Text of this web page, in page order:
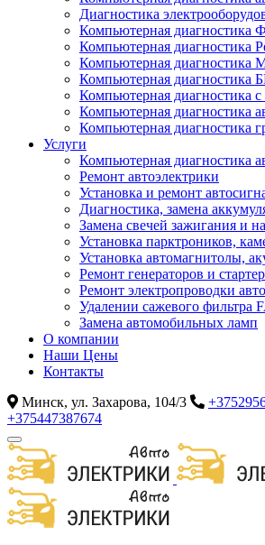
Диагностика
Компьютерная диагностика
Компьютерная диагностика
Компьютерная диагностика
Компьютерная диагностика
Компьютерная диагностика
Компьютерная диагностика
Компьютерная диагностика
Услуги
Компьютерная диагностика
Ремонт автоэлектрики
Установка и ремонт
Диагностика, замена
Замена свечей зажигания и
Установка парктроников,
Установка автомагнитолы,
Ремонт генераторов и
Ремонт электропроводки
Удалении сажевого фильтра
Замена автомобильных ламп
О компании
Наши Цены
Контакты
Минск, ул. Захарова, 104/3
+375447387674